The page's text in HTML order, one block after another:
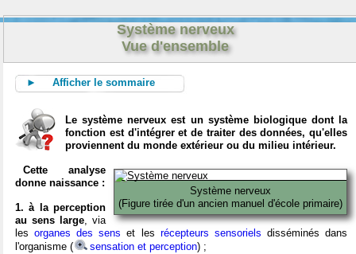
Système nerveux
Vue d'ensemble
► Afficher le sommaire
Le système nerveux est un système biologique dont la
fonction est d'intégrer et de traiter des données, qu'elles
proviennent du monde extérieur ou du milieu intérieur.
Système nerveux
(Figure tirée d'un ancien manuel d'école primaire)
Cette analyse
donne naissance :
1. à la perception
au sens large, via
lesorganes des sens et les récepteurs sensoriels disséminés dans
l'organisme (
sensation et perception) ;